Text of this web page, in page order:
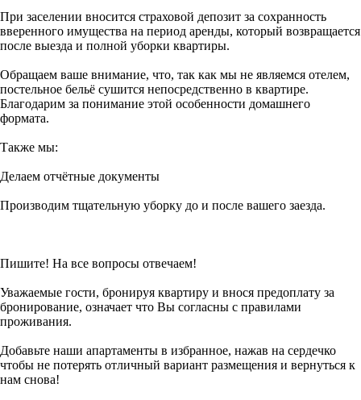
При заселении вносится страховой депозит за сохранность
вверенного имущества на период аренды, который возвращается
после выезда и полной уборки квартиры.
Обращаем ваше внимание, что, так как мы не являемся отелем,
постельное бельё сушится непосредственно в квартире.
Благодарим за понимание этой особенности домашнего
формата.
Также мы:
Делаем отчётные документы
Производим тщательную уборку до и после вашего заезда.
Пишите! На все вопросы отвечаем!
Уважаемые гости, бронируя квартиру и внося предоплату за
бронирование, означает что Вы согласны с правилами
проживания.
Добавьте наши апартаменты в избранное, нажав на сердечко
чтобы не потерять отличный вариант размещения и вернуться к
нам снова!